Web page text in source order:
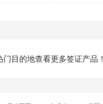
目的地查看更多签证产品！